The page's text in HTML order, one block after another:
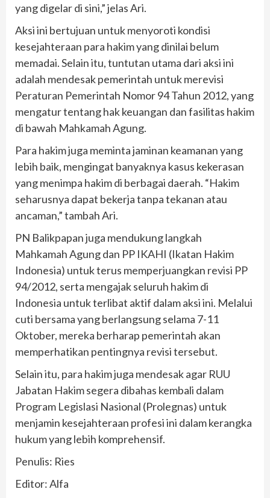
yang digelar di sini,” jelas Ari.
Aksi ini bertujuan untuk menyoroti kondisi
kesejahteraan para hakim yang dinilai belum
memadai. Selain itu, tuntutan utama dari aksi ini
adalah mendesak pemerintah untuk merevisi
Peraturan Pemerintah Nomor 94 Tahun 2012, yang
mengatur tentang hak keuangan dan fasilitas hakim
di bawah Mahkamah Agung.
Para hakim juga meminta jaminan keamanan yang
lebih baik, mengingat banyaknya kasus kekerasan
yang menimpa hakim di berbagai daerah. “Hakim
seharusnya dapat bekerja tanpa tekanan atau
ancaman,” tambah Ari.
PN Balikpapan juga mendukung langkah
Mahkamah Agung dan PP IKAHI (Ikatan Hakim
Indonesia) untuk terus memperjuangkan revisi PP
94/2012, serta mengajak seluruh hakim di
Indonesia untuk terlibat aktif dalam aksi ini. Melalui
cuti bersama yang berlangsung selama 7-11
Oktober, mereka berharap pemerintah akan
memperhatikan pentingnya revisi tersebut.
Selain itu, para hakim juga mendesak agar RUU
Jabatan Hakim segera dibahas kembali dalam
Program Legislasi Nasional (Prolegnas) untuk
menjamin kesejahteraan profesi ini dalam kerangka
hukum yang lebih komprehensif.
Penulis: Ries
Editor: Alfa